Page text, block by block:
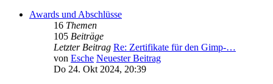
Awards und Abschlüsse
16 Themen
105 Beiträge
Letzter Beitrag Re: Zertifikate für den Gimp-…
von Esche Neuester Beitrag
Do 24. Okt 2024, 20:39